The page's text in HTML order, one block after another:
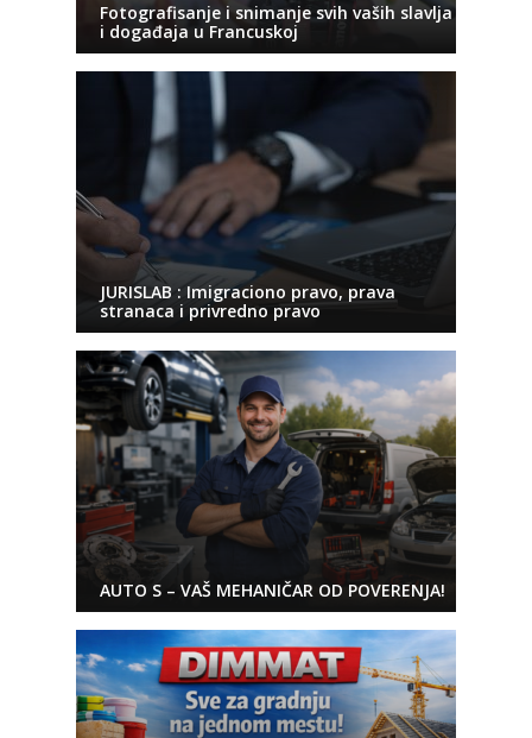
Fotografisanje i snimanje svih vaših slavlja
i događaja u Francuskoj
JURISLAB : Imigraciono pravo, prava
stranaca i privredno pravo
AUTO S – VAŠ MEHANIČAR OD POVERENJA!